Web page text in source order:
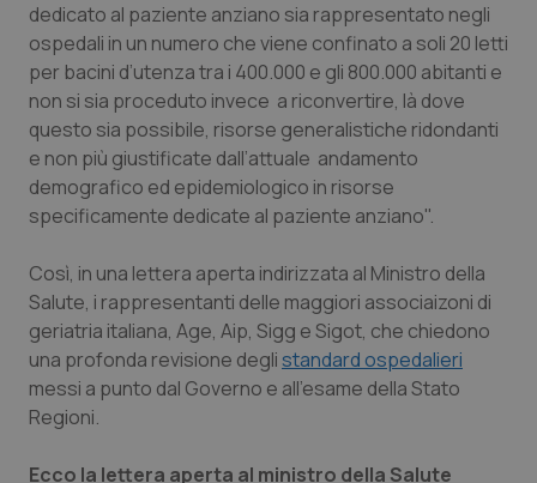
Calabria
Campania
Emilia-Romagna
Friuli Venezia Giulia
Lazio
Liguria
Lombardia
Marche
Asma & BPCO
Car-T
Colesterolo & coronaropatie
Dermatite Atopica
Diabete & glucometri
Disturbi dell’umore
Dolore
Donna & Salute
dedicato al paziente anziano sia rappresentato negli
ospedali in un numero che viene confinato a soli 20 letti
per bacini d’utenza tra i 400.000 e gli 800.000 abitanti e
non si sia proceduto invece a riconvertire, là dove
questo sia possibile, risorse generalistiche ridondanti
e non più giustificate dall’attuale andamento
demografico ed epidemiologico in risorse
specificamente dedicate al paziente anziano".
Così, in una lettera aperta indirizzata al Ministro della
Salute, i rappresentanti delle maggiori associaizoni di
geriatria italiana, Age, Aip, Sigg e Sigot, che chiedono
una profonda revisione deglistandard ospedalieri
messi a punto dal Governo e all'esame della Stato
Regioni.
Ecco la lettera aperta al ministro della Salute